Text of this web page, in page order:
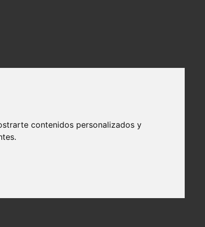
contenidos personalizados y